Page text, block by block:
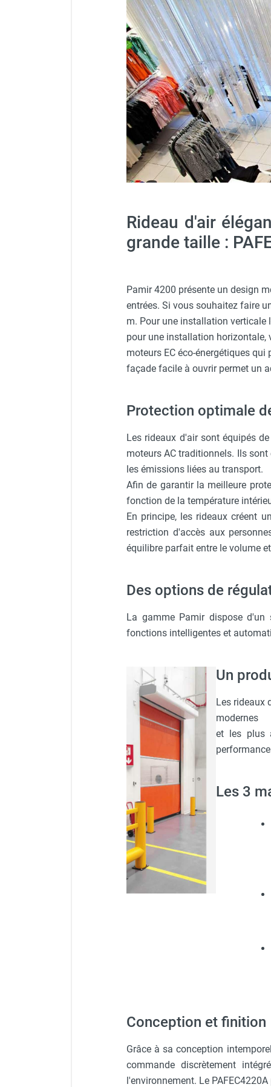
Chauffage FARM au gaz
Chauffage FARM au fioul
Chauffage d'atelier granulés / bois /
Chaudière fixe à eau
Aérotherme fixe mural
Aérotherme électrique
Aérotherme au gaz
Aérotherme à eau chaude ou froide
Aérotherme au fioul
Aérotherme pompe à chaleur
(détente directe)
Chauffage mobile électrique
Chauffage électrique soufflant
Chauffage haute température pour
Chauffage électrique infrarouge
Chauffage électrique par convection
Chauffage mobile au fioul et GNR
Chauffage fioul soufflant avec
cheminée et réservoir intégré
Chauffage fioul soufflant avec
cheminée à combustion directe
infrarouge/rayonnant
Chauffage mobile au gaz propane /
Chauffage mobile au gaz à
combustion directe
combustion indirecte
Chauffage mobile au gaz rayonnant
Chaudière mobile à eau
Gaine pour chauffage mobile
Chauffage pour serre et bâtiment
Chauffage FARM au gaz
Chauffage FARM au fioul
Rideau d'air et rideau rayonnant
Rideau d'air chaud
Rideau d'air chaud électrique
Rideau d'air chaud encastrable
Rideau d'air eau chaude
Rideau d'air chaud pour pompe à
Rideau d'air pour portes tournantes
Rideau d'air ambiant
Rideau d'air froid
Rideau isolant thermique
Parasol chauffant et radiant
infrarouge sur mât
Parasol chauffant à gaz
Parasol chauffant et radiant sur
Réglette et cassette rayonnante
Chauffage tube radiant et radiant
lumineux au gaz
Chauffage radiant tube suspendu
Kit pour jonction deux
Rideau d'air
grande taille :
Pamir 4200 présente un design
entrées. Si vous souhaitez faire
m. Pour une installation verticale
pour une installation horizontale,
moteurs EC éco-énergétiques
façade facile à ouvrir permet un
Protection optimale
Les rideaux d'air sont équipés
moteurs AC traditionnels. Ils
les émissions liées au transport.
Afin de garantir la meilleure
fonction de la température
En principe, les rideaux créent
restriction d'accès aux
équilibre parfait entre le volume
Des options de
La gamme Pamir dispose
fonctions intelligentes et
Un
Les rideaux
modernes
et les plus
Les 3
Conception et finition
Grâce à sa conception
commande discrètement
l'environnement. Le